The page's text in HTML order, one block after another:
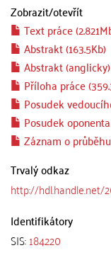
Zobrazit/otevřít
Text práce
Abstrakt (163.5Kb)
Abstrakt (anglicky)
Příloha práce
Posudek
Posudek
Záznam o
Trvalý odkaz
http://hdl.handle.net/
Identifikátory
SIS:184220